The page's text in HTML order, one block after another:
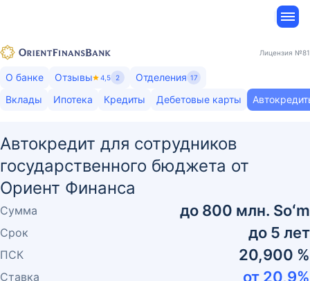
Лицензия №81
О банке Отзывы 4,5 2 Отделения 17
Вклады Ипотека Кредиты Дебетовые карты
Автокредит для сотрудников
государственного бюджета от
Ориент Финанса
Сумма до 800 млн. Soʻm
Срок до 5 лет
ПСК 20,900 %
Ставка от 20,9%